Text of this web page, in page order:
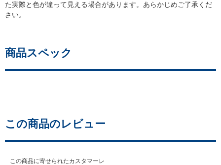
た実際と色が違って見える場合があります。あらかじめご了承くだ
さい。
商品スペック
この商品のレビュー
この商品に寄せられたカスタマーレ